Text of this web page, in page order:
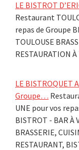
LE BISTROT
Restaurant
repas de Groupe
TOULOUSE
RESTAURATION
LE BISTROQUET
Groupe…
UNE pour vos
BISTROT - BAR À
BRASSERIE,
RESTAURANT,